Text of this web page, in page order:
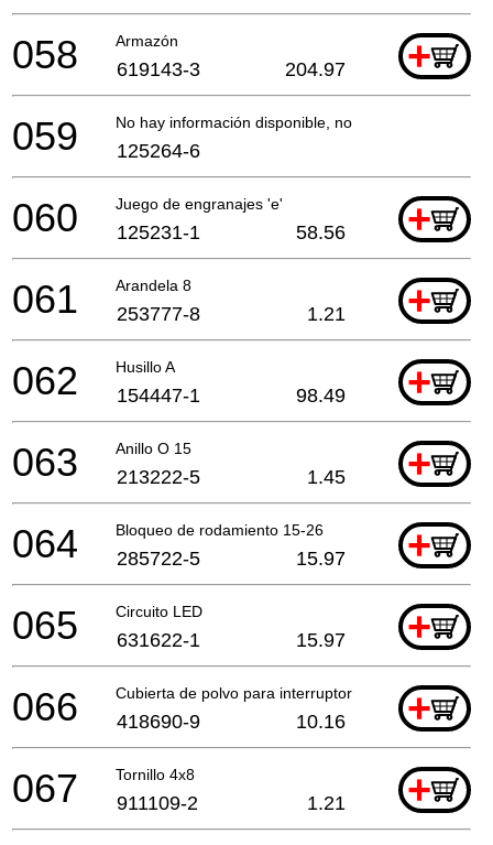
Armazón +
058 619143-3 204.97
No hay información disponible, no se puede pedir
059 125264-6
Juego de engranajes 'e' +
060 125231-1 58.56
Arandela 8 +
061 253777-8 1.21
Husillo A +
062 154447-1 98.49
Anillo O 15 +
063 213222-5 1.45
Bloqueo de rodamiento 15-26 +
064 285722-5 15.97
Circuito LED +
065 631622-1 15.97
Cubierta de polvo para interruptor +
066 418690-9 10.16
Tornillo 4x8 +
067 911109-2 1.21